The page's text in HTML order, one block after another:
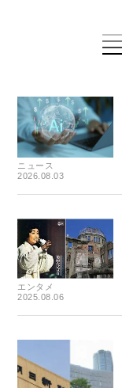
ニュース
2026.08.03
エンタメ
2025.08.06